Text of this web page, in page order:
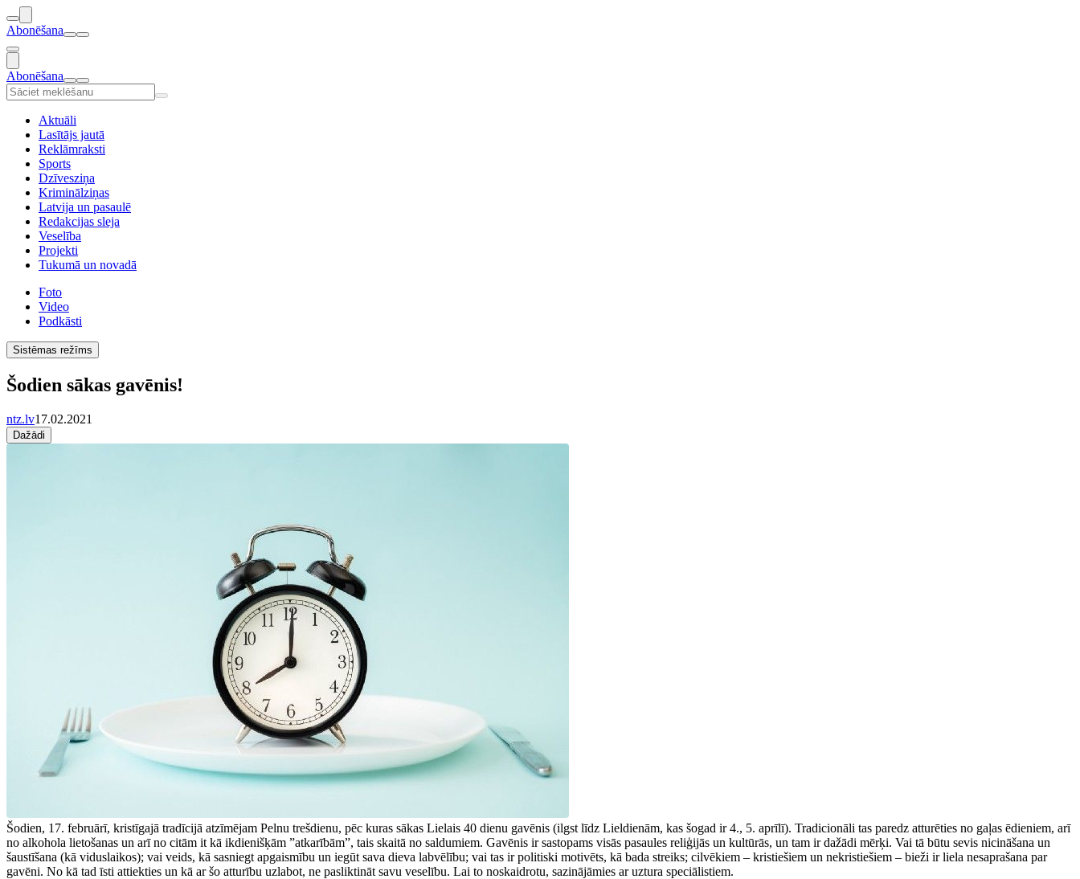
Abonēšana
Abonēšana
Aktuāli
Lasītājs jautā
Reklāmraksti
Sports
Dzīvesziņa
Kriminālziņas
Latvija un pasaulē
Redakcijas sleja
Veselība
Projekti
Tukumā un novadā
Foto
Video
Podkāsti
Sistēmas režīms
Šodien sākas gavēnis!
ntz.lv17.02.2021
Dažādi
Šodien, 17. februārī, kristīgajā tradīcijā atzīmējam Pelnu trešdienu, pēc kuras sākas Lielais 40 dienu gavēnis (ilgst līdz Lieldienām, kas šogad ir 4., 5. aprīlī). Tradicionāli tas paredz atturēties no gaļas ēdieniem, arī
no alkohola lietošanas un arī no citām it kā ikdienišķām ”atkarībām”, tais skaitā no saldumiem. Gavēnis ir sastopams visās pasaules reliģijās un kultūrās, un tam ir dažādi mērķi. Vai tā būtu sevis nicināšana un
šaustīšana (kā viduslaikos); vai veids, kā sasniegt apgaismību un iegūt sava dieva labvēlību; vai tas ir politiski motivēts, kā bada streiks; cilvēkiem – kristiešiem un nekristiešiem – bieži ir liela nesaprašana par
gavēni. No kā tad īsti attiekties un kā ar šo atturību uzlabot, ne pasliktināt savu veselību. Lai to noskaidrotu, sazinājāmies ar uztura speciālistiem.